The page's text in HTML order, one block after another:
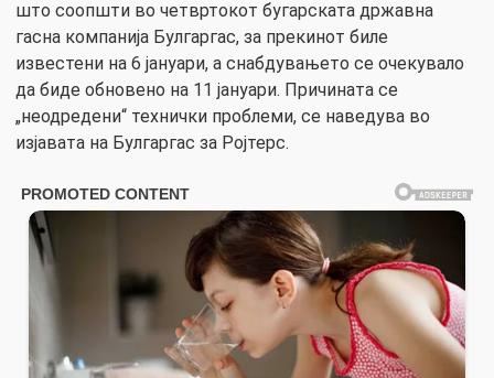
што соопшти во четвртокот бугарската државна
гасна компанија Булгаргас, за ​​прекинот биле
известени на 6 јануари, а снабдувањето се очекувало
да биде обновено на 11 јануари. Причината се
„неодредени“ технички проблеми, се наведува во
изјавата на Булгаргас за Ројтерс.